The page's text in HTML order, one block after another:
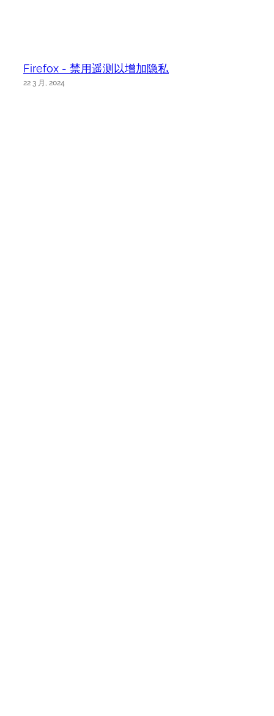
Firefox - 禁用遥测以增加隐私
22 3 月, 2024